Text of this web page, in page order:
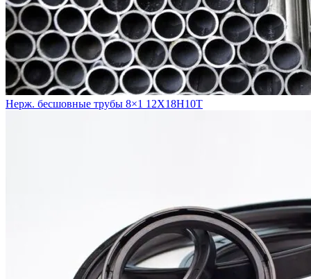
Нерж. бесшовные трубы 8×1 12Х18Н10Т